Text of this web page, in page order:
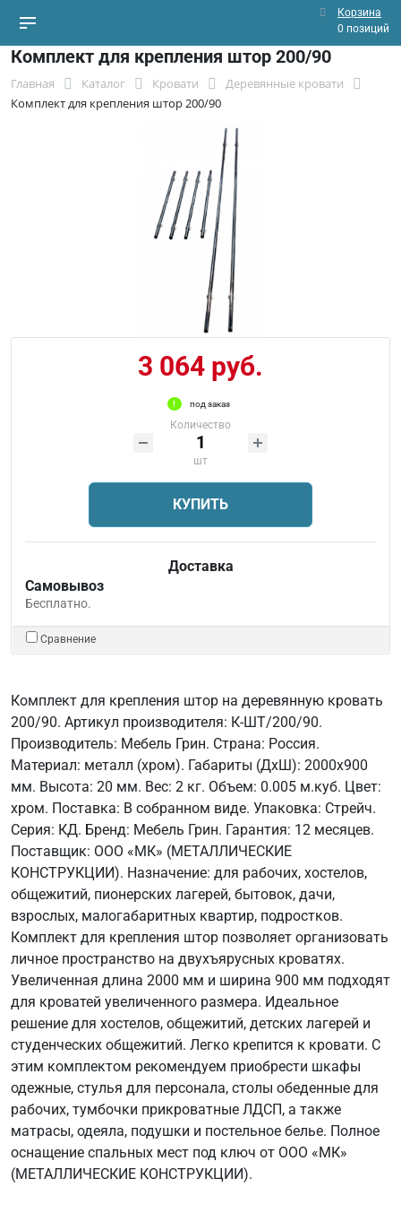
Корзина
0 позиций
Комплект для крепления штор 200/90
Главная Каталог Кровати
Деревянные кровати
Комплект для крепления штор 200/90
3 064 руб.
под заказ
Количество
шт
КУПИТЬ
Доставка
Самовывоз
Бесплатно.
Сравнение
Комплект для крепления штор на деревянную кровать
200/90. Артикул производителя: К-ШТ/200/90.
Производитель: Мебель Грин. Страна: Россия.
Материал: металл (хром). Габариты (ДхШ): 2000х900
мм. Высота: 20 мм. Вес: 2 кг. Объем: 0.005 м.куб. Цвет:
хром. Поставка: В собранном виде. Упаковка: Стрейч.
Серия: КД. Бренд: Мебель Грин. Гарантия: 12 месяцев.
Поставщик: ООО «МК» (МЕТАЛЛИЧЕСКИЕ
КОНСТРУКЦИИ). Назначение: для рабочих, хостелов,
общежитий, пионерских лагерей, бытовок, дачи,
взрослых, малогабаритных квартир, подростков.
Комплект для крепления штор позволяет организовать
личное пространство на двухъярусных кроватях.
Увеличенная длина 2000 мм и ширина 900 мм подходят
для кроватей увеличенного размера. Идеальное
решение для хостелов, общежитий, детских лагерей и
студенческих общежитий. Легко крепится к кровати. С
этим комплектом рекомендуем приобрести шкафы
одежные, стулья для персонала, столы обеденные для
рабочих, тумбочки прикроватные ЛДСП, а также
матрасы, одеяла, подушки и постельное белье. Полное
оснащение спальных мест под ключ от ООО «МК»
(МЕТАЛЛИЧЕСКИЕ КОНСТРУКЦИИ).